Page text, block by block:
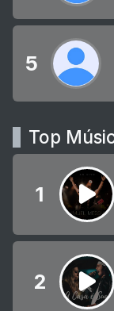
5
Top
1
2